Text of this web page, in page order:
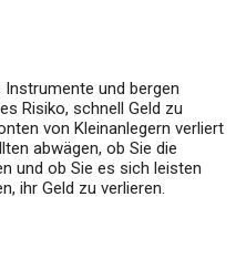
Instrumente und bergen
Risiko, schnell Geld zu
von Kleinanlegern verliert
abwägen, ob Sie die
und ob Sie es sich leisten
ihr Geld zu verlieren.